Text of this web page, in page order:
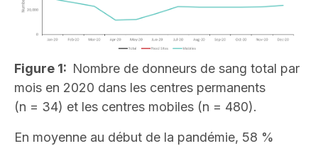
Figure 1: Nombre de donneurs de sang total par
mois en 2020 dans les centres permanents
(n = 34) et les centres mobiles (n = 480).
En moyenne au début de la pandémie, 58 %